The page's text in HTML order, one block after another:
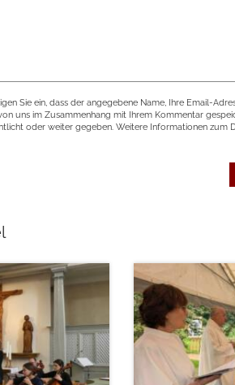
Sie ein, dass der angegebene Name, Ihre Email-
uns im Zusammenhang mit Ihrem Kommentar
oder weiter gegeben. Weitere Informationen zum